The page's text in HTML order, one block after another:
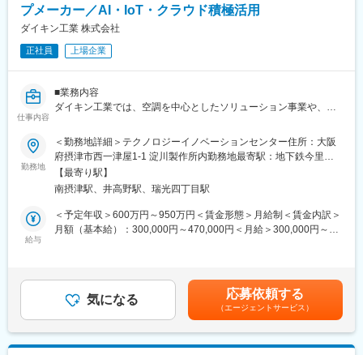
任せします。
＜具体的には＞
・脆弱性情報の収集・影響評価
・対応方針の策定と推進
開発部門（ファームウェア／ソフトウェア）、商品企画部門と連
ス計画の策定を行う
・法規対応マネジメント
各国のセキュリティ関連法規（米国、欧州等）への適合状況を管
理し、新製品の市場投入に向けた品質基準をクリアさせる
・品質評価の実行管理
セキュリティパッチや修正版ソフトウェアの実機検証計画を立案
し、品質への副作用がないかを確認する進行管理
世界中の企業活動を支えるMFPのセキュリティを守ることは、顧
客の機密情報を守ることに直結します。
「自分の仕事が企業の信頼を守っている」という確かな手応えが
・技術と経営をつなぐ役割
プメーカー／AI・IoT・クラウド積極活用
ダイキン工業 株式会社
正社員 上場企業
仕事内容
■業務内容
ダイキン工業では、空調を中心としたソリューション事業や、モ
の刷新などを目的に、AI・IoT・クラウドなどの技術を利用した積
極的な開発・運用を進めています。
その中でQA/テストエンジニアのリーダとして、テストチームの管
理と指導を行っていただきます。テスト戦略の策定、プロジェク
トの進行管理、品質基準の設定が主な業務です。
チームメンバーの育成、パフォーマンス評価も担当し、チームの
スキル向上とモチベーション維持を図ります。また、開発チーム
や他部門と連携し、テスト工程の効率化や自動化の推進、リスク
のコミュニケーションも重要な役割です。また、開発システムの
セキュリティリスクや運用リスクの分析・対策立案を担っていた
だき、システムの運用性を確保する業務をしていただきます。
勤務地
＜勤務地詳細＞テクノロジーイノベーションセンター住所：大阪
府摂津市西一津屋1-1 淀川製作所内勤務地最寄駅：地下鉄今里筋
線／井高野駅受動喫煙対策：敷地内喫煙可能場所あり
【最寄り駅】
南摂津駅、井高野駅、瑞光四丁目駅
給与
＜予定年収＞600万円～950万円＜賃金形態＞月給制＜賃金内訳＞
月額（基本給）：300,000円～470,000円＜月給＞300,000円～
含)月給35万7千円・賞与200万円 賃金はあくまでも目安の金額で
あり、選考を通じて上下する可能性があります。月給(月額)は固定
気になる 応募依頼する
（エージェントサービス）